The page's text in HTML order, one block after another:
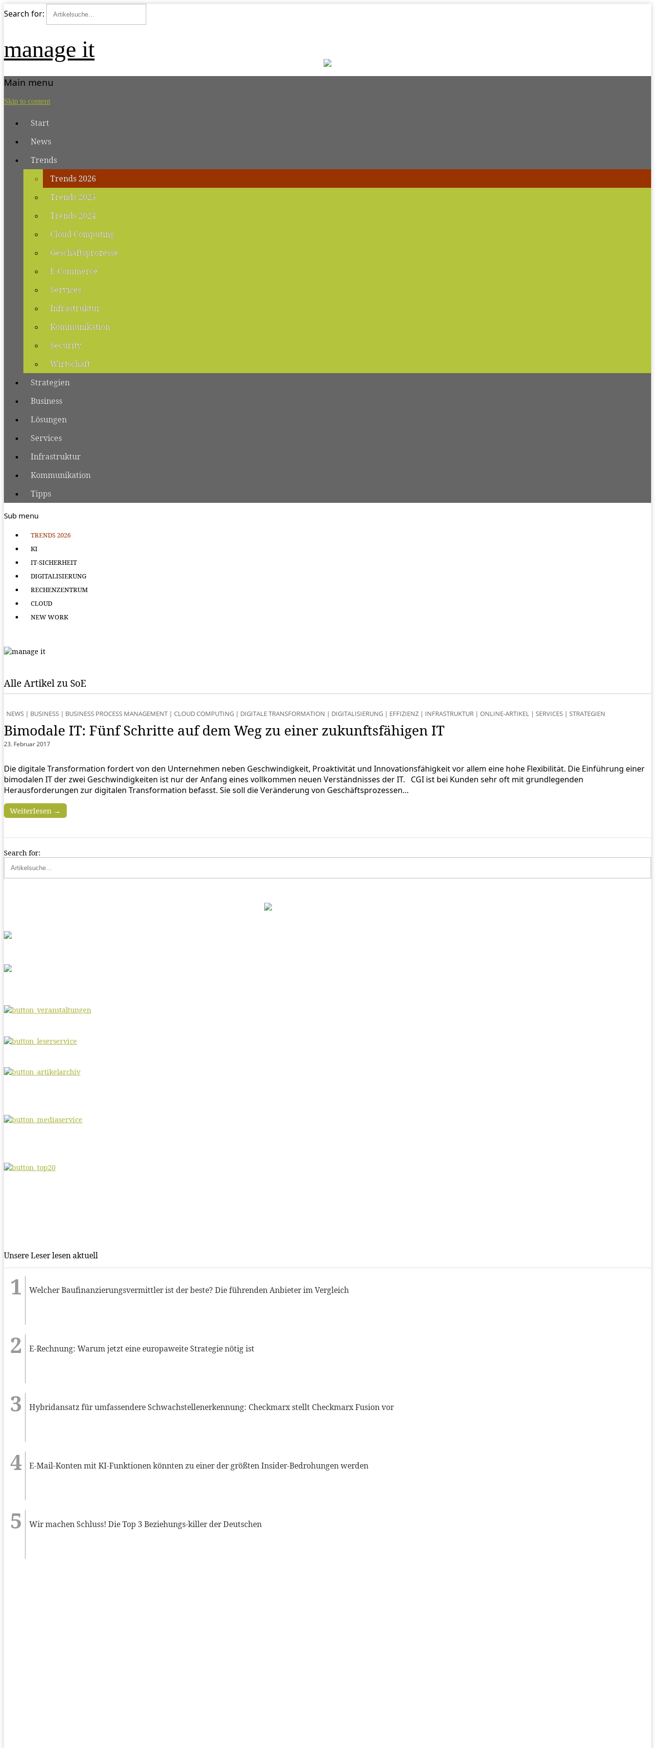
Search for:
manage it
Main menu
Skip to content
Start
News
Trends
Trends 2026
Trends 2025
Trends 2024
Cloud Computing
Geschäftsprozesse
E-Commerce
Services
Infrastruktur
Kommunikation
Security
Wirtschaft
Strategien
Business
Lösungen
Services
Infrastruktur
Kommunikation
Tipps
Sub menu
TRENDS 2026
KI
IT-SICHERHEIT
DIGITALISIERUNG
RECHENZENTRUM
CLOUD
NEW WORK
Alle Artikel zu SoE
NEWS | BUSINESS | BUSINESS PROCESS MANAGEMENT | CLOUD COMPUTING | DIGITALE TRANSFORMATION | DIGITALISIERUNG | EFFIZIENZ | INFRASTRUKTUR | ONLINE-ARTIKEL | SERVICES | STRATEGIEN
Bimodale IT: Fünf Schritte auf dem Weg zu einer zukunftsfähigen IT
23. Februar 2017
Die digitale Transformation fordert von den Unternehmen neben Geschwindigkeit, Proaktivität und Innovationsfähigkeit vor allem eine hohe Flexibilität. Die Einführung einer
bimodalen IT der zwei Geschwindigkeiten ist nur der Anfang eines vollkommen neuen Verständnisses der IT. CGI ist bei Kunden sehr oft mit grundlegenden
Herausforderungen zur digitalen Transformation befasst. Sie soll die Veränderung von Geschäftsprozessen…
Weiterlesen →
Search for:
Unsere Leser lesen aktuell
Welcher Baufinanzierungsvermittler ist der beste? Die führenden Anbieter im Vergleich
E-Rechnung: Warum jetzt eine europaweite Strategie nötig ist
Hybridansatz für umfassendere Schwachstellenerkennung: Checkmarx stellt Checkmarx Fusion vor
E-Mail-Konten mit KI-Funktionen könnten zu einer der größten Insider-Bedrohungen werden
Wir machen Schluss! Die Top 3 Beziehungs-killer der Deutschen